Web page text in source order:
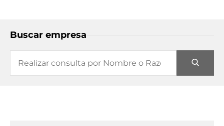
Buscar empresa